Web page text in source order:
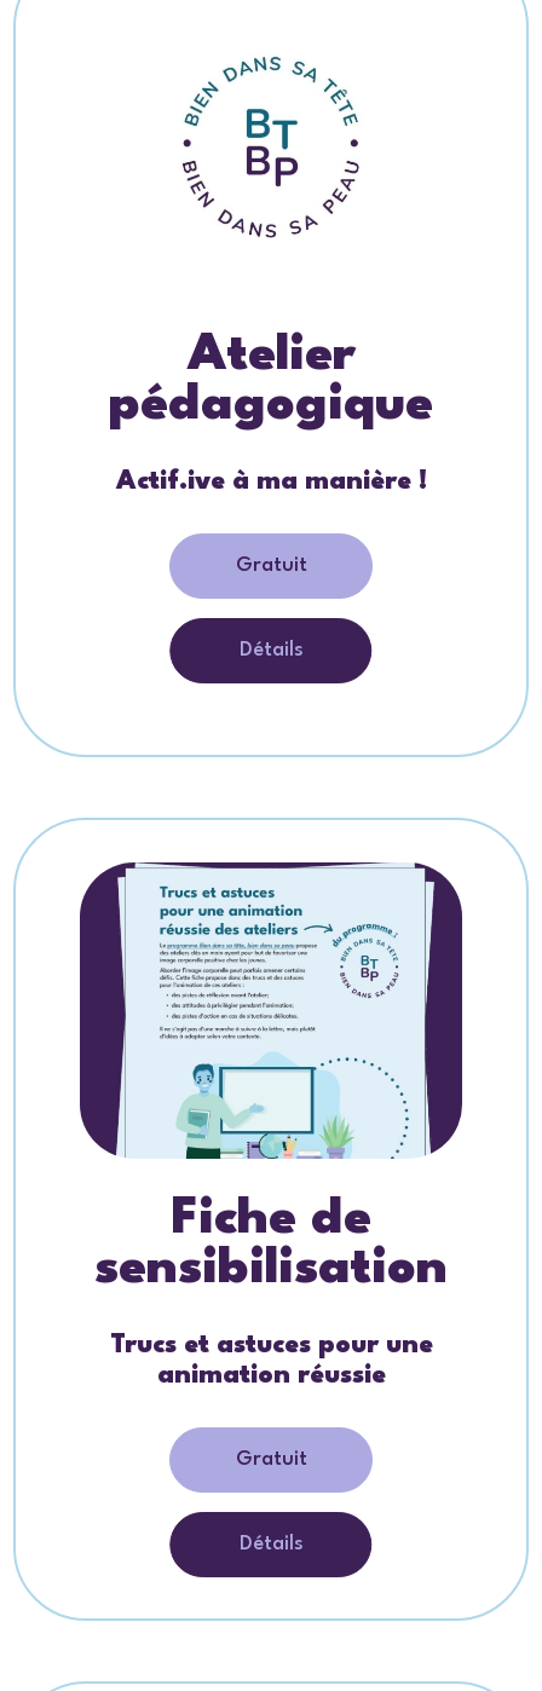
Atelier
pédagogique
Actif.ive à ma manière !
Gratuit
Détails
Fiche de
sensibilisation
Trucs et astuces pour une
animation réussie
Gratuit
Détails